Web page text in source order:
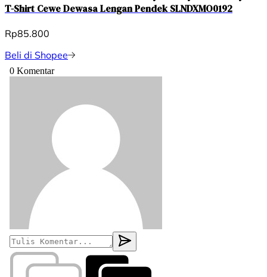
T-Shirt Cewe Dewasa Lengan Pendek SLNDXMO0192
Rp85.800
Beli di Shopee